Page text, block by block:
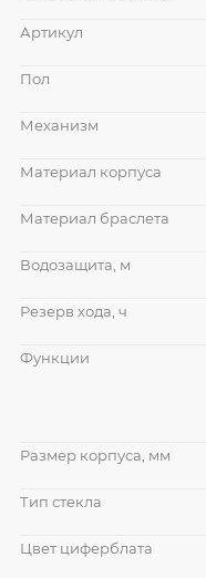
Артикул
Пол
Механизм
Материал корпуса
Материал браслета
Водозащита, м
Резерв хода, ч
Функции
Размер корпуса, мм
Тип стекла
Цвет циферблата